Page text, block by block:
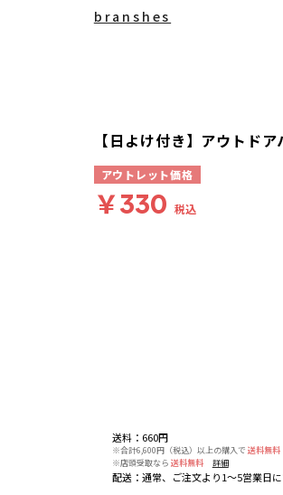
送料： 660円
※合計6,600円（税込）以上の購入で 送料無料
※店頭受取なら 送料無料 詳細
配送： 通常、ご注文より1～5営業日
branshes
【日よけ付き】アウトドア
アウトレット価格
￥330 税込